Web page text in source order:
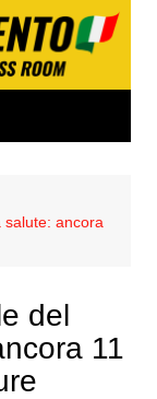
salute: ancora
del
11